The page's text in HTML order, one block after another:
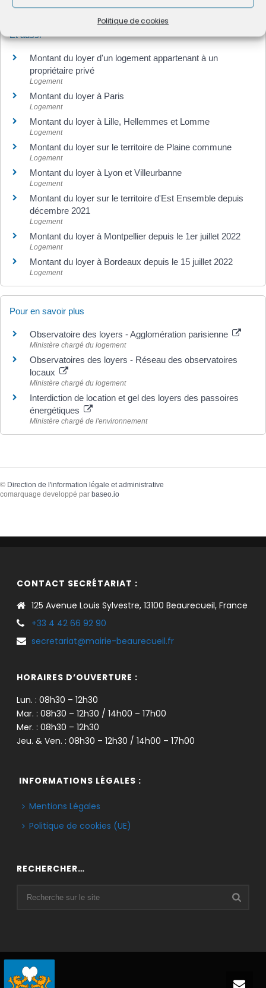
Politique de cookies
Et aussi
Montant du loyer d'un logement appartenant à un
propriétaire privé
Logement
Montant du loyer à Paris
Logement
Montant du loyer à Lille, Hellemmes et Lomme
Logement
Montant du loyer sur le territoire de Plaine commune
Logement
Montant du loyer à Lyon et Villeurbanne
Logement
Montant du loyer sur le territoire d'Est Ensemble depuis
décembre 2021
Logement
Montant du loyer à Montpellier depuis le 1er juillet 2022
Logement
Montant du loyer à Bordeaux depuis le 15 juillet 2022
Logement
Pour en savoir plus
Observatoire des loyers - Agglomération parisienne
Ministère chargé du logement
Observatoires des loyers - Réseau des observatoires
locaux
Ministère chargé du logement
Interdiction de location et gel des loyers des passoires
énergétiques
Ministère chargé de l'environnement
© Direction de l'information légale et administrative
comarquage developpé par baseo.io
CONTACT SECRÉTARIAT :
125 Avenue Louis Sylvestre, 13100 Beaurecueil, France
+33 4 42 66 92 90
secretariat@mairie-beaurecueil.fr
HORAIRES D’OUVERTURE :
Lun. : 08h30 – 12h30
Mar. : 08h30 – 12h30 / 14h00 – 17h00
Mer. : 08h30 – 12h30
Jeu. & Ven. : 08h30 – 12h30 / 14h00 – 17h00
INFORMATIONS LÉGALES :
Mentions Légales
Politique de cookies (UE)
RECHERCHER…